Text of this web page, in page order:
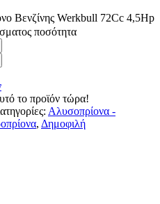
Βενζίνης Werkbull 72Cc 4,5Hp
ποσότητα
το προϊόν τώρα!
Αλυσοπρίονα -
, Δημοφιλή